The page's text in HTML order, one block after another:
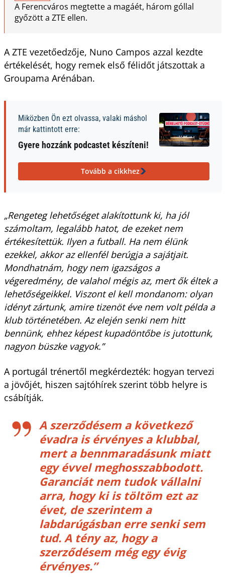
A Ferencváros megtette a magáét, három góllal
győzött a ZTE ellen.
A ZTE vezetőedzője, Nuno Campos azzal kezdte
értékelését, hogy remek első félidőt játszottak a
Groupama Arénában.
Miközben Ön ezt olvassa, valaki máshol
már kattintott erre:
Gyere hozzánk podcastet készíteni!
Tovább a cikkhez
„Rengeteg lehetőséget alakítottunk ki, ha jól
számoltam, legalább hatot, de ezeket nem
értékesítettük. Ilyen a futball. Ha nem élünk
ezekkel, akkor az ellenfél berúgja a sajátjait.
Mondhatnám, hogy nem igazságos a
végeredmény, de valahol mégis az, mert ők éltek a
lehetőségeikkel. Viszont el kell mondanom: olyan
idényt zártunk, amire tizenöt éve nem volt példa a
klub történetében. Az elején senki nem hitt
bennünk, ehhez képest kupadöntőbe is jutottunk,
nagyon büszke vagyok.”
A portugál trénertől megkérdezték: hogyan tervezi
a jövőjét, hiszen sajtóhírek szerint több helyre is
csábítják.
A szerződésem a következő
évadra is érvényes a klubbal,
mert a bennmaradásunk miatt
egy évvel meghosszabbodott.
Garanciát nem tudok vállalni
arra, hogy ki is töltöm ezt az
évet, de szerintem a
labdarúgásban erre senki sem
tud. A tény az, hogy a
szerződésem még egy évig
érvényes.”